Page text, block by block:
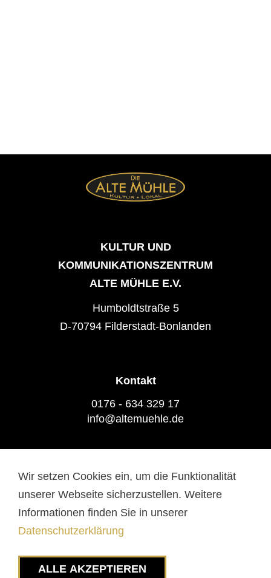
KULTUR UND
KOMMUNIKATIONSZENTRUM
ALTE MÜHLE E.V.
Humboldtstraße 5
D-70794 Filderstadt-Bonlanden
Kontakt
0176 - 634 329 17
info@altemuehle.de
Datenschutz
Impressum
Barrierefreiheit
FOLGT UNS AUF
Wir setzen Cookies ein, um die Funktionalität
unserer Webseite sicherzustellen. Weitere
Informationen finden Sie in unserer
Datenschutzerklärung
ALLE AKZEPTIEREN